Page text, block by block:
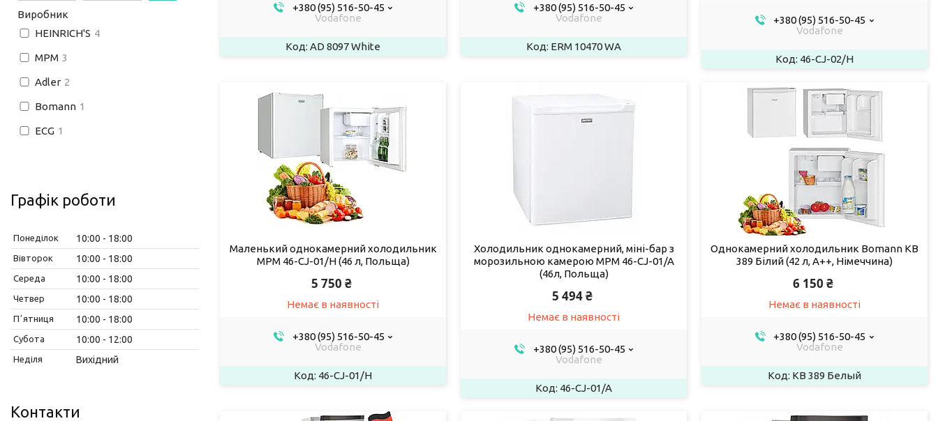
+380 (95) 516-50-45
Vodafone
AD 8097 White
+380 (95) 516-50-45
Vodafone
ERM 10470 WA
+380 (95) 516-50-45
Vodafone
46-CJ-02/Н
Маленький однокамерний холодильник
MPM 46-CJ-01/H (46 л, Польща)
5 750 ₴
Немає в наявності
+380 (95) 516-50-45
Vodafone
46-CJ-01/H
Холодильник однокамерний, міні-бар з
морозильною камерою MPM 46-CJ-01/A
(46л, Польща)
5 494 ₴
Немає в наявності
+380 (95) 516-50-45
Vodafone
46-CJ-01/A
Однокамерний холодильник Bomann KB
389 Білий (42 л, А++, Німеччина)
6 150 ₴
Немає в наявності
+380 (95) 516-50-45
Vodafone
KB 389 Белый
Виробник
HEINRICH'S 4
MPM 3
Adler 2
Bomann 1
ECG 1
Графік роботи
Понеділок 10:00 18:00
Вівторок 10:00 18:00
Середа 10:00 18:00
Четвер 10:00 18:00
Пʼятниця 10:00 18:00
Субота 10:00 12:00
Неділя Вихідний
Контакти